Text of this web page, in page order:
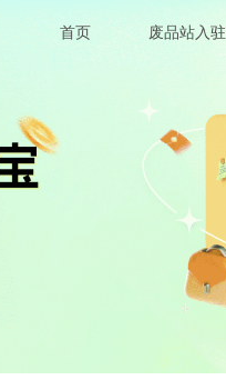
首页 废品站入驻